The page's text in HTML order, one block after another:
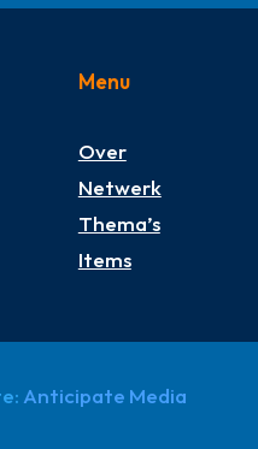
Menu
Over
Netwerk
Thema’s
Items
Anticipate Media